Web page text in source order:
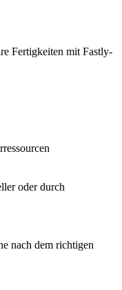
Fertigkeiten mit Fastly-
oder durch
nach dem richtigen